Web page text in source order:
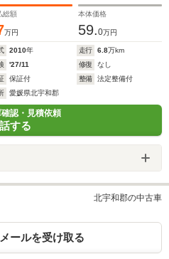
総額
万円
本体価格
59.0万円
2010年 走行 6.8万km
'27/11 修復
なし
保証付 整備
法定整備付
愛媛県北宇和郡
認・見積依頼
する
北宇和郡の中古車
ールを受け取る